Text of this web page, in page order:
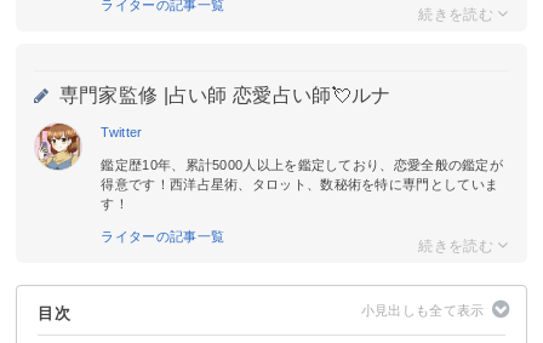
ライターの記事一覧
専門家監修 | 占い師 恋愛占い師💘ルナ
Twitter
鑑定歴10年、累計5000人以上を鑑定しており、恋愛全般の鑑定が
得意です！西洋占星術、タロット、数秘術を特に専門としていま
す！
ライターの記事一覧
目次